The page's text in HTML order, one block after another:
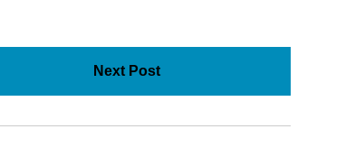
Next Post